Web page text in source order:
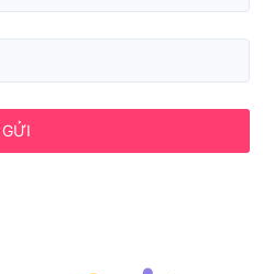
GỬI